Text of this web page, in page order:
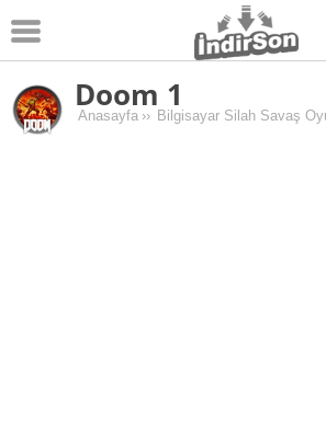
Android
Pc Oyunları
Doom 1
Anasayfa ›› Bilgisayar Silah Savaş